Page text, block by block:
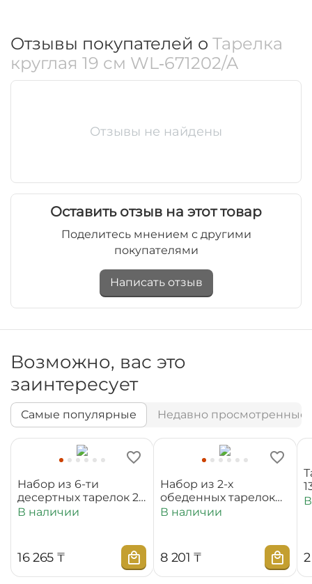
Отзывы покупателей о Тарелка
круглая 19 см WL‑671202/A
Отзывы не найдены
Оставить отзыв на этот товар
Поделитесь мнением с другими
покупателями
Написать отзыв
Возможно, вас это
заинтересует
Самые популярные Недавно просмотренные
Набор из 6-ти
десертных тарелок 20
см WL‑880100‑JV/6C
В наличии
16 265 ₸
Набор из 2-х
обеденных тарелок
25,5 см
В наличии
8 201 ₸